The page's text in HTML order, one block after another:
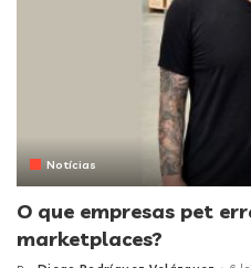
Notícias
O que empresas pet
marketplaces?